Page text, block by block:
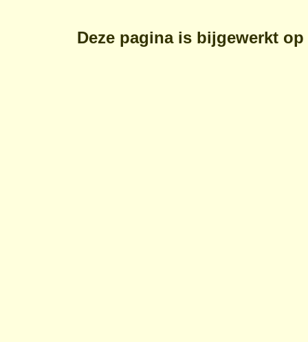
Deze pagina is bijgewerkt op